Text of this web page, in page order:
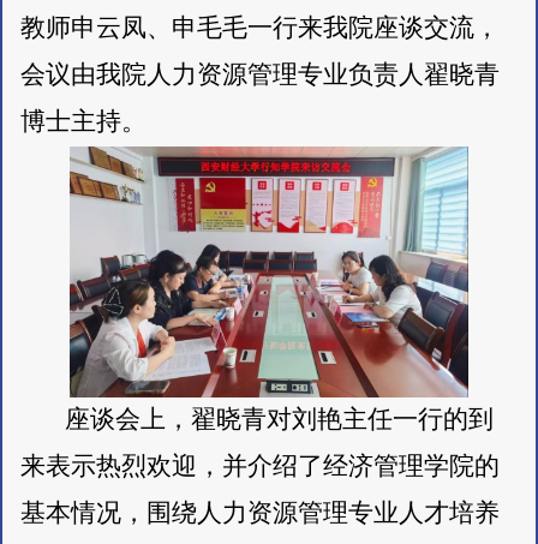
教师申云凤、申毛毛一行来我院座谈交流，
会议由我院人力资源管理专业负责人翟晓青
博士主持。
座谈会上，翟晓青对刘艳主任一行的到
来表示热烈欢迎，并介绍了经济管理学院的
基本情况，围绕人力资源管理专业人才培养